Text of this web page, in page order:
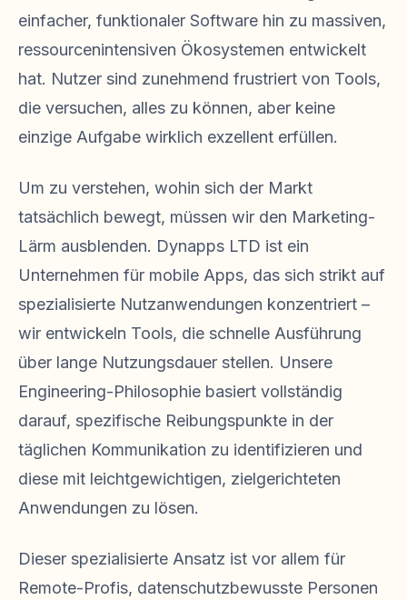
einfacher, funktionaler Software hin zu massiven,
ressourcenintensiven Ökosystemen entwickelt
hat. Nutzer sind zunehmend frustriert von Tools,
die versuchen, alles zu können, aber keine
einzige Aufgabe wirklich exzellent erfüllen.
Um zu verstehen, wohin sich der Markt
tatsächlich bewegt, müssen wir den Marketing-
Lärm ausblenden. Dynapps LTD ist ein
Unternehmen für mobile Apps, das sich strikt auf
spezialisierte Nutzanwendungen konzentriert –
wir entwickeln Tools, die schnelle Ausführung
über lange Nutzungsdauer stellen. Unsere
Engineering-Philosophie basiert vollständig
darauf, spezifische Reibungspunkte in der
täglichen Kommunikation zu identifizieren und
diese mit leichtgewichtigen, zielgerichteten
Anwendungen zu lösen.
Dieser spezialisierte Ansatz ist vor allem für
Remote-Profis, datenschutzbewusste Personen